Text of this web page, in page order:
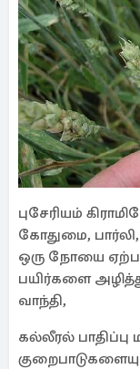
புசேரியம்
கோதுமை,
ஒரு நோயை
பயிர்களை
வாந்தி,
கல்லீரல்